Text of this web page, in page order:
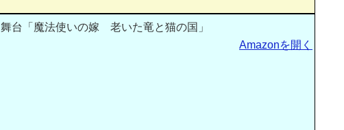
舞台「魔法使いの嫁 老いた竜と猫の国」
Amazonを開く